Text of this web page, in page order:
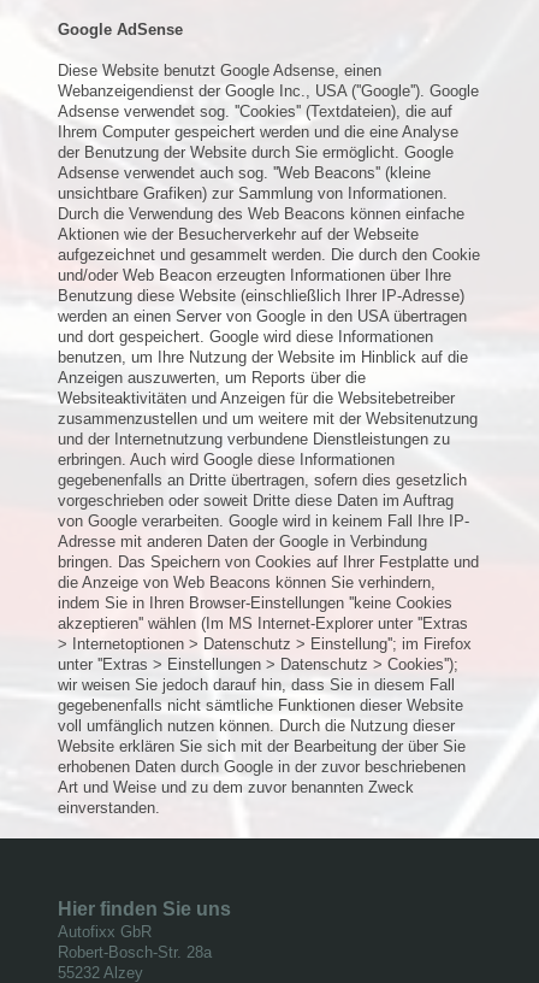
Google AdSense
Diese Website benutzt Google Adsense, einen
Webanzeigendienst der Google Inc., USA (''Google''). Google
Adsense verwendet sog. ''Cookies'' (Textdateien), die auf
Ihrem Computer gespeichert werden und die eine Analyse
der Benutzung der Website durch Sie ermöglicht. Google
Adsense verwendet auch sog. ''Web Beacons'' (kleine
unsichtbare Grafiken) zur Sammlung von Informationen.
Durch die Verwendung des Web Beacons können einfache
Aktionen wie der Besucherverkehr auf der Webseite
aufgezeichnet und gesammelt werden. Die durch den Cookie
und/oder Web Beacon erzeugten Informationen über Ihre
Benutzung diese Website (einschließlich Ihrer IP-Adresse)
werden an einen Server von Google in den USA übertragen
und dort gespeichert. Google wird diese Informationen
benutzen, um Ihre Nutzung der Website im Hinblick auf die
Anzeigen auszuwerten, um Reports über die
Websiteaktivitäten und Anzeigen für die Websitebetreiber
zusammenzustellen und um weitere mit der Websitenutzung
und der Internetnutzung verbundene Dienstleistungen zu
erbringen. Auch wird Google diese Informationen
gegebenenfalls an Dritte übertragen, sofern dies gesetzlich
vorgeschrieben oder soweit Dritte diese Daten im Auftrag
von Google verarbeiten. Google wird in keinem Fall Ihre IP-
Adresse mit anderen Daten der Google in Verbindung
bringen. Das Speichern von Cookies auf Ihrer Festplatte und
die Anzeige von Web Beacons können Sie verhindern,
indem Sie in Ihren Browser-Einstellungen ''keine Cookies
akzeptieren'' wählen (Im MS Internet-Explorer unter ''Extras
> Internetoptionen > Datenschutz > Einstellung''; im Firefox
unter ''Extras > Einstellungen > Datenschutz > Cookies'');
wir weisen Sie jedoch darauf hin, dass Sie in diesem Fall
gegebenenfalls nicht sämtliche Funktionen dieser Website
voll umfänglich nutzen können. Durch die Nutzung dieser
Website erklären Sie sich mit der Bearbeitung der über Sie
erhobenen Daten durch Google in der zuvor beschriebenen
Art und Weise und zu dem zuvor benannten Zweck
einverstanden.
Hier finden Sie uns
Autofixx GbR
Robert-Bosch-Str. 28a
55232 Alzey